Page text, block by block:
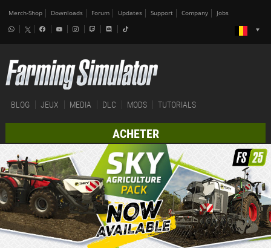
Merch-Shop Downloads Forum Updates Support Company Jobs
BLOG JEUX MEDIA DLC MODS TUTORIALS
ACHETER